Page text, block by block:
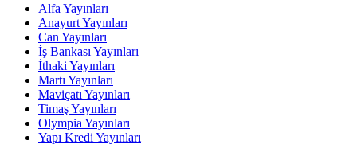
Alfa Yayınları
Anayurt Yayınları
Can Yayınları
İş Bankası Yayınları
İthaki Yayınları
Martı Yayınları
Maviçatı Yayınları
Timaş Yayınları
Olympia Yayınları
Yapı Kredi Yayınları